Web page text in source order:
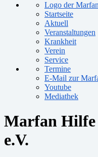
Logo der
Startseite
Aktuell
Veranstaltungen
Krankheit
Verein
Service
Termine
E-Mail zur
Youtube
Mediathek
Marfan Hilfe
e.V.